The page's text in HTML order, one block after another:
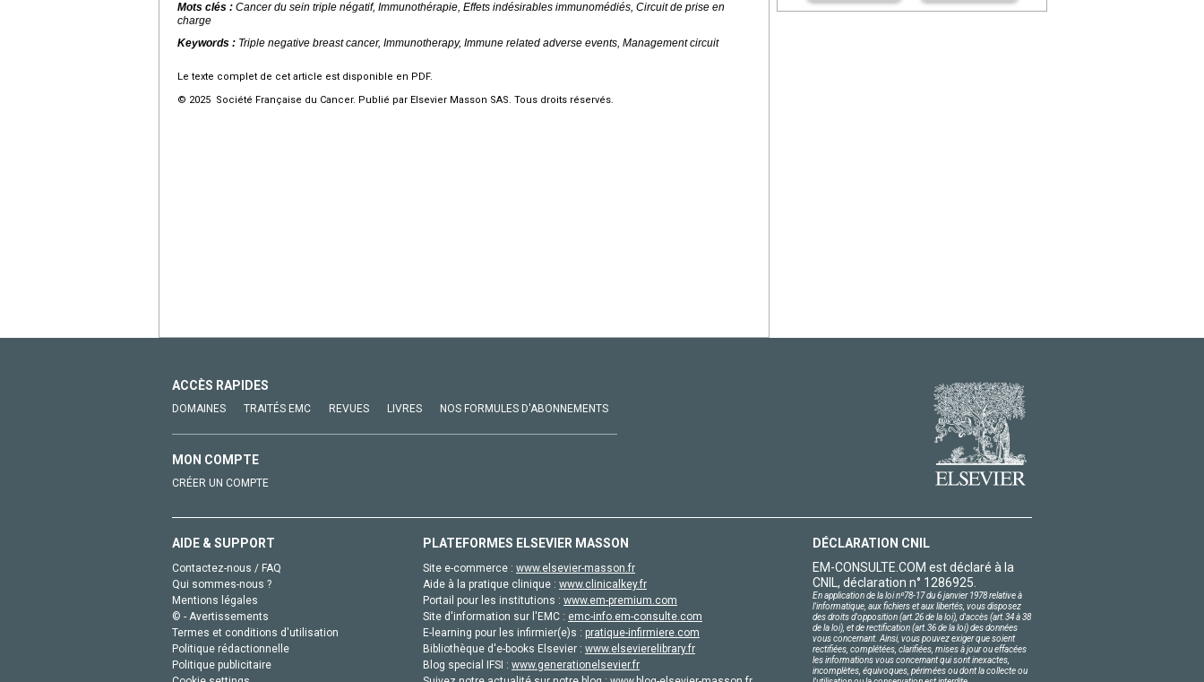
Mots clés : Cancer du sein triple négatif, Immunothérapie, Effets indésirables immunomédiés, Circuit de prise en
charge
Keywords : Triple negative breast cancer, Immunotherapy, Immune related adverse events, Management circuit
Le texte complet de cet article est disponible en PDF.
© 2025 Société Française du Cancer. Publié par Elsevier Masson SAS. Tous droits réservés.
ACCÈS RAPIDES
DOMAINES TRAITÉS EMC REVUES LIVRES NOS FORMULES D'ABONNEMENTS
MON COMPTE
CRÉER UN COMPTE
AIDE & SUPPORT
Contactez-nous / FAQ
Qui sommes-nous ?
Mentions légales
© - Avertissements
Termes et conditions d'utilisation
Politique rédactionnelle
Politique publicitaire
PLATEFORMES ELSEVIER MASSON
Site e-commerce : www.elsevier-masson.fr
Aide à la pratique clinique : www.clinicalkey.fr
Portail pour les institutions : www.em-premium.com
Site d'information sur l'EMC : emc-info.em-consulte.com
E-learning pour les infirmier(e)s : pratique-infirmiere.com
Bibliothèque d'e-books Elsevier : www.elsevierelibrary.fr
Blog special IFSI : www.generationelsevier.fr
DÉCLARATION CNIL
EM-CONSULTE.COM est déclaré à la
CNIL, déclaration n° 1286925.
En application de la loi nº78-17 du 6 janvier 1978 relative à
l'informatique, aux fichiers et aux libertés, vous disposez
des droits d'opposition (art.26 de la loi), d'accès (art.34 à 38
de la loi), et de rectification (art.36 de la loi) des données
vous concernant. Ainsi, vous pouvez exiger que soient
rectifiées, complétées, clarifiées, mises à jour ou effacées
les informations vous concernant qui sont inexactes,
incomplètes, équivoques, périmées ou dont la collecte ou